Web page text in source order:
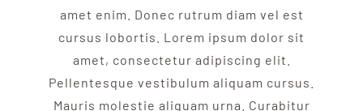
amet enim. Donec rutrum diam vel est
cursus lobortis. Lorem ipsum dolor sit
amet, consectetur adipiscing elit.
Pellentesque vestibulum aliquam cursus.
Mauris molestie aliquam urna. Curabitur